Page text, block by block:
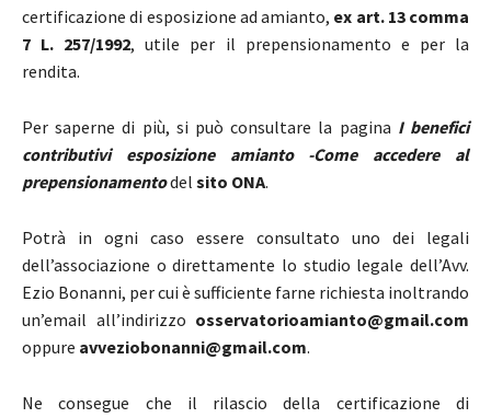
certificazione di esposizione ad amianto, ex art. 13 comma
7 L. 257/1992, utile per il prepensionamento e per la
rendita.
Per saperne di più, si può consultare la pagina I benefici
contributivi esposizione amianto -Come accedere al
prepensionamentodel sito ONA.
Potrà in ogni caso essere consultato uno dei legali
dell’associazione o direttamente lo studio legale dell’Avv.
Ezio Bonanni, per cui è sufficiente farne richiesta inoltrando
un’email all’indirizzo osservatorioamianto@gmail.com
oppure avveziobonanni@gmail.com.
Ne consegue che il rilascio della certificazione di